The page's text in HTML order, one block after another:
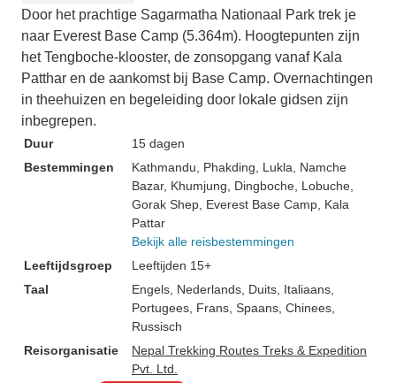
Door het prachtige Sagarmatha Nationaal Park trek je
naar Everest Base Camp (5.364m). Hoogtepunten zijn
het Tengboche-klooster, de zonsopgang vanaf Kala
Patthar en de aankomst bij Base Camp. Overnachtingen
in theehuizen en begeleiding door lokale gidsen zijn
inbegrepen.
Duur
15 dagen
Bestemmingen
Kathmandu , Phakding , Lukla , Namche
Bazar, Khumjung , Dingboche , Lobuche
Gorak Shep , Everest Base Camp , Kala
Pattar
Bekijk alle reisbestemmingen
Leeftijdsgroep
Leeftijden 15+
Taal
Engels, Nederlands, Duits, Italiaans,
Portugees, Frans, Spaans, Chinees,
Russisch
Reisorganisatie
Nepal Trekking Routes Treks & Expedition
Pvt. Ltd.